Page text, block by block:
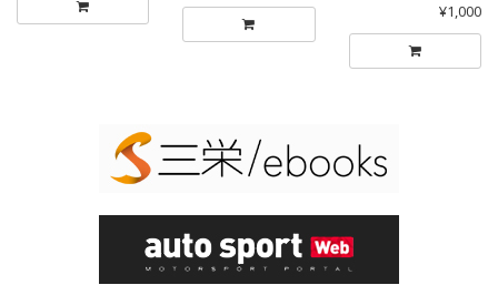
¥1,000